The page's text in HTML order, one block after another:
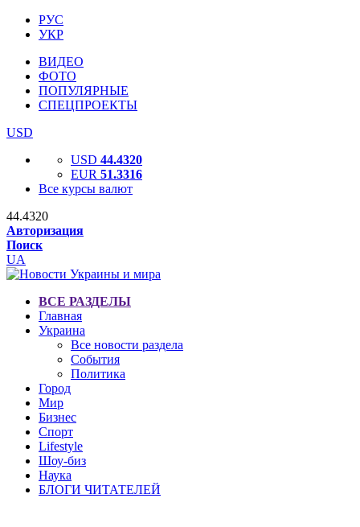
РУС
УКР
ВИДЕО
ФОТО
ПОПУЛЯРНЫЕ
СПЕЦПРОЕКТЫ
USD
USD 44.4320
EUR 51.3316
Все курсы валют
44.4320
Авторизация
Поиск
UA
ВСЕ РАЗДЕЛЫ
Главная
Украина
Все новости раздела
События
Политика
Город
Мир
Бизнес
Спорт
Lifestyle
Шоу-биз
Наука
БЛОГИ ЧИТАТЕЛЕЙ